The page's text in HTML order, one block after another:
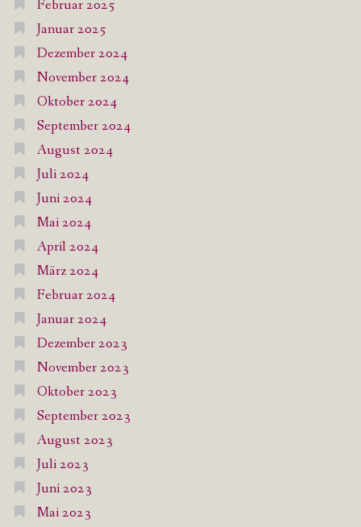
Februar 2025
Januar 2025
Dezember 2024
November 2024
Oktober 2024
September 2024
August 2024
Juli 2024
Juni 2024
Mai 2024
April 2024
März 2024
Februar 2024
Januar 2024
Dezember 2023
November 2023
Oktober 2023
September 2023
August 2023
Juli 2023
Juni 2023
Mai 2023